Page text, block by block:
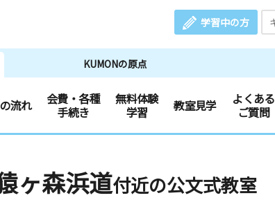
学習中の方
KUMONの原点
流れ
会費・各種
手続き
無料体験
学習
教室見学
よくある
ご質問
ヶ森浜道付近の公文式教室